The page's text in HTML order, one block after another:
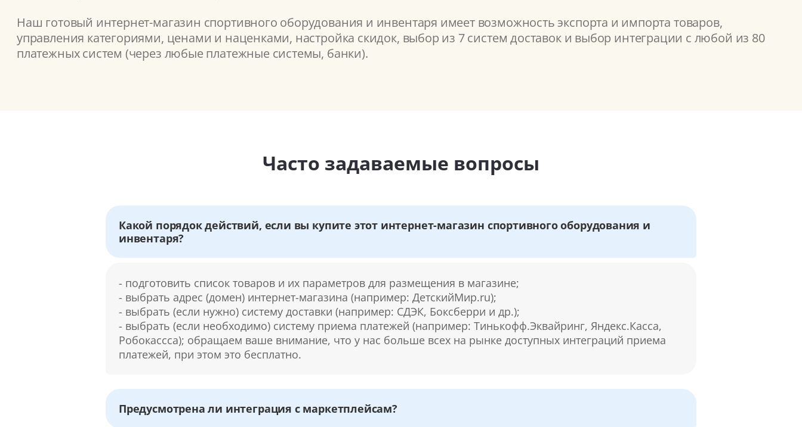
Наш готовый интернет-магазин спортивного оборудования и инвентаря имеет возможность экспорта и импорта товаров,
управления категориями, ценами и наценками, настройка скидок, выбор из 7 систем доставок и выбор интеграции с любой из 80
платежных систем (через любые платежные системы, банки).
Часто задаваемые вопросы
Какой порядок действий, если вы купите этот интернет-магазин спортивного оборудования и
инвентаря?
- подготовить список товаров и их параметров для размещения в магазине;
- выбрать адрес (домен) интернет-магазина (например: ДетскийМир.ru);
- выбрать (если нужно) систему доставки (например: СДЭК, Боксберри и др.);
- выбрать (если необходимо) систему приема платежей (например: Тинькофф.Эквайринг, Яндекс.Касса,
Робокассса); обращаем ваше внимание, что у нас больше всех на рынке доступных интеграций приема
платежей, при этом это бесплатно.
Предусмотрена ли интеграция с маркетплейсам?